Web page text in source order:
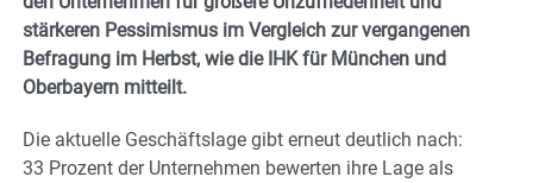
stärkeren Pessimismus im Vergleich zur vergangenen
Befragung im Herbst, wie die IHK für München und
Oberbayern mitteilt.
Die aktuelle Geschäftslage gibt erneut deutlich nach:
33 Prozent der Unternehmen bewerten ihre Lage als